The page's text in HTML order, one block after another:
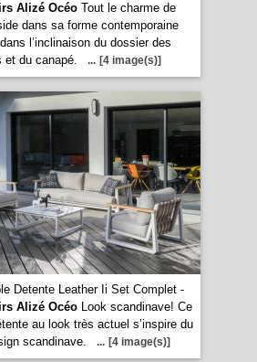
Alizé OcéoTout le charme de
dans sa forme contemporaine
l’inclinaison du dossier des
et du canapé.
... [4 image(s)]
Detente Leather Ii Set Complet -
Alizé OcéoLook scandinave! Ce
au look très actuel s’inspire du
scandinave.
... [4 image(s)]